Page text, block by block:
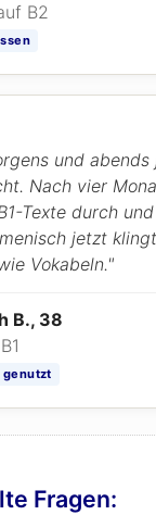
B2
und
Nach vier
Texte durch
jetzt
Vokabeln."
B., 38
genutzt
Fragen: